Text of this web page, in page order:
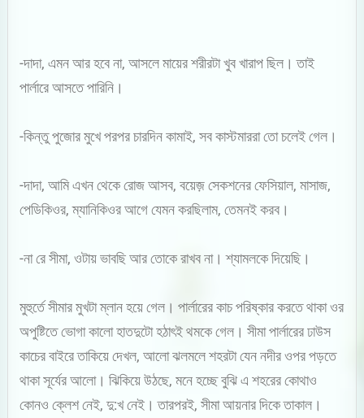
-দাদা, এমন আর হবে না, আসলে মায়ের শরীরটা খুব খারাপ ছিল। তাই
পার্লারে আসতে পারিনি।
-কিন্তু পুজোর মুখে পরপর চারদিন কামাই, সব কাস্টমাররা তো চলেই গেল।
-দাদা, আমি এখন থেকে রোজ আসব, বয়েজ় সেকশনের ফেসিয়াল, মাসাজ,
পেডিকিওর, ম্যানিকিওর আগে যেমন করছিলাম, তেমনই করব।
-না রে সীমা, ওটায় ভাবছি আর তোকে রাখব না। শ্যামলকে দিয়েছি।
মুহুর্তে সীমার মুখটা ম্লান হয়ে গেল। পার্লারের কাচ পরিষ্কার করতে থাকা ওর
অপুষ্টিতে ভোগা কালো হাতদুটো হঠাৎই থমকে গেল। সীমা পার্লারের ঢাউস
কাচের বাইরে তাকিয়ে দেখল, আলো ঝলমলে শহরটা যেন নদীর ওপর পড়তে
থাকা সূর্যের আলো। ঝিকিয়ে উঠছে, মনে হচ্ছে বুঝি এ শহরের কোথাও
কোনও ক্লেশ নেই, দু:খ নেই। তারপরই, সীমা আয়নার দিকে তাকাল।